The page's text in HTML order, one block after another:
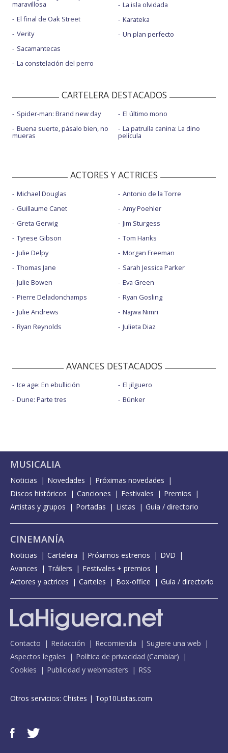
maravillosa
El final de Oak Street
Verity
Sacamantecas
La constelación del perro
La isla olvidada
Karateka
Un plan perfecto
CARTELERA DESTACADOS
Spider-man: Brand new day
Buena suerte, pásalo bien, no
mueras
El último mono
La patrulla canina: La dino
película
ACTORES Y ACTRICES
Michael Douglas
Guillaume Canet
Greta Gerwig
Tyrese Gibson
Julie Delpy
Thomas Jane
Julie Bowen
Pierre Deladonchamps
Julie Andrews
Ryan Reynolds
Antonio de la Torre
Amy Poehler
Jim Sturgess
Tom Hanks
Morgan Freeman
Sarah Jessica Parker
Eva Green
Ryan Gosling
Najwa Nimri
Julieta Diaz
AVANCES DESTACADOS
Ice age: En ebullición
Dune: Parte tres
El jilguero
Búnker
MUSICALIA
Noticias Novedades
Próximas novedades
Discos históricos
Canciones Festivales
Premios
Artistas y grupos
Portadas Listas Guía / directorio
CINEMANÍA
Noticias Cartelera Próximos estrenos
DVD
Avances
Tráilers
Festivales + premios
Actores y actrices
Carteles Box-office Guía / directorio
Contacto Redacción Recomienda
Sugiere una web
Aspectos legales
Política de privacidad (Cambiar)
Cookies
Publicidad y webmasters RSS
Otros servicios: Chistes | Top10Listas.com